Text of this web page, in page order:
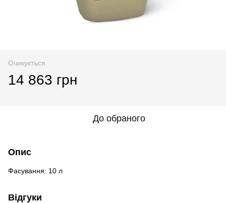
Очикується
14 863 грн
До обраного
Опис
Фасування: 10 л
Відгуки